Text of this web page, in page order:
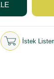
İstek